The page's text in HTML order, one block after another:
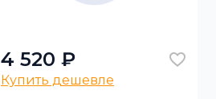
4 520 ₽
Купить дешевле